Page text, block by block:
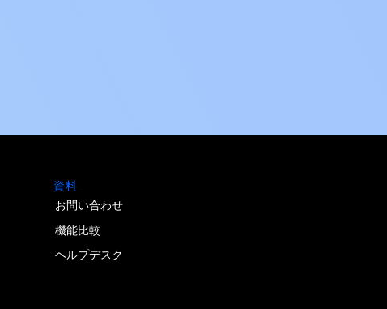
資料
お問い合わせ
機能比較
ヘルプデスク